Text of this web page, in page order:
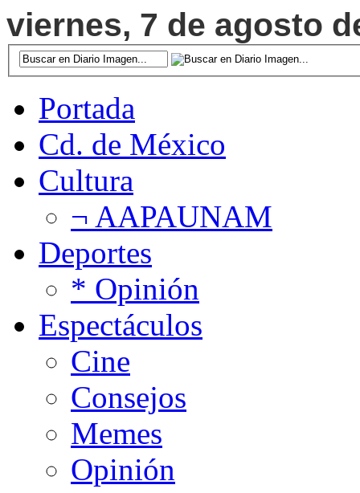
viernes, 7 de agosto
Portada
Cd. de México
Cultura
¬ AAPAUNAM
Deportes
* Opinión
Espectáculos
Cine
Consejos
Memes
Opinión